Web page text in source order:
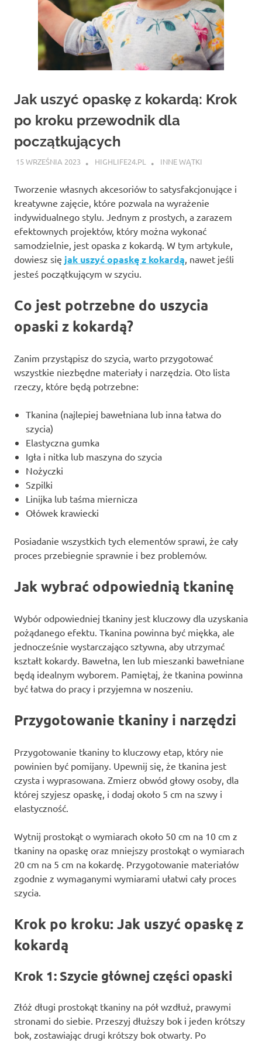
Jak uszyć opaskę z kokardą: Krok
po kroku przewodnik dla
początkujących
15 WRZEŚNIA 2023 HIGHLIFE24.PL INNE WĄTKI
Tworzenie własnych akcesoriów to satysfakcjonujące i
kreatywne zajęcie, które pozwala na wyrażenie
indywidualnego stylu. Jednym z prostych, a zarazem
efektownych projektów, który można wykonać
samodzielnie, jest opaska z kokardą. W tym artykule,
dowiesz się jak uszyć opaskę z kokardą , nawet jeśli
jesteś początkującym w szyciu.
Co jest potrzebne do uszycia
opaski z kokardą?
Zanim przystąpisz do szycia, warto przygotować
wszystkie niezbędne materiały i narzędzia. Oto lista
rzeczy, które będą potrzebne:
Tkanina (najlepiej bawełniana lub inna łatwa do
szycia)
Elastyczna gumka
Igła i nitka lub maszyna do szycia
Nożyczki
Szpilki
Linijka lub taśma miernicza
Ołówek krawiecki
Posiadanie wszystkich tych elementów sprawi, że cały
proces przebiegnie sprawnie i bez problemów.
Jak wybrać odpowiednią tkaninę
Wybór odpowiedniej tkaniny jest kluczowy dla uzyskania
pożądanego efektu. Tkanina powinna być miękka, ale
jednocześnie wystarczająco sztywna, aby utrzymać
kształt kokardy. Bawełna, len lub mieszanki bawełniane
będą idealnym wyborem. Pamiętaj, że tkanina powinna
być łatwa do pracy i przyjemna w noszeniu.
Przygotowanie tkaniny i narzędzi
Przygotowanie tkaniny to kluczowy etap, który nie
powinien być pomijany. Upewnij się, że tkanina jest
czysta i wyprasowana. Zmierz obwód głowy osoby, dla
której szyjesz opaskę, i dodaj około 5 cm na szwy i
elastyczność.
Wytnij prostokąt o wymiarach około 50 cm na 10 cm z
tkaniny na opaskę oraz mniejszy prostokąt o wymiarach
20 cm na 5 cm na kokardę. Przygotowanie materiałów
zgodnie z wymaganymi wymiarami ułatwi cały proces
szycia.
Krok po kroku: Jak uszyć opaskę z
kokardą
Krok 1: Szycie głównej części opaski
Złóż długi prostokąt tkaniny na pół wzdłuż, prawymi
stronami do siebie. Przeszyj dłuższy bok i jeden krótszy
bok, zostawiając drugi krótszy bok otwarty. Po